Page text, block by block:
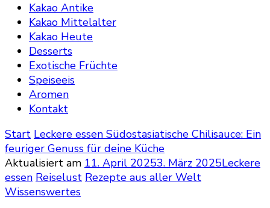
Kakao Antike
Kakao Mittelalter
Kakao Heute
Desserts
Exotische Früchte
Speiseeis
Aromen
Kontakt
Start Leckere essen Südostasiatische Chilisauce: Ein
feuriger Genuss für deine Küche
Aktualisiert am 11. April 20253. März 2025Leckere
essen Reiselust Rezepte aus aller Welt
Wissenswertes